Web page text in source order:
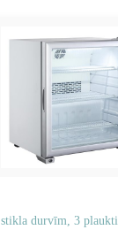
stikla durvīm, 3